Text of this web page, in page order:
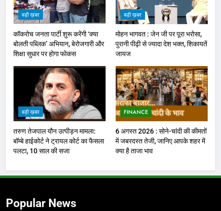
बड़ी ख़बर
कॉकरोच जनता पार्टी शुरू करेंगी ‘क्या
बोलती पब्लिक’ अभियान, बेरोजगारी और
शिक्षा सुधार पर होगा फोकस
बड़ी ख़बर
मोहन भागवत : जेन जी पर पूरा भरोसा,
पुरानी पीढ़ी से ज्यादा देश भक्त, शिकायतें
जायज
बड़ी ख़बर
तरुण तेजपाल यौन उत्पीड़न मामला:
बॉम्बे हाईकोर्ट ने ट्रायल कोर्ट का फैसला
पलटा, 10 साल की सजा
FINANCE
6 अगस्त 2026 : सोने-चांदी की कीमतों
में जबरदस्त तेजी, जानिए आपके शहर में
क्या है ताजा भाव
Popular News